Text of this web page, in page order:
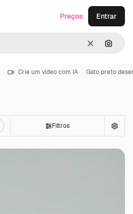
Limpar
Preços Entrar
Crie um vídeo com IA Gato preto
Filtros